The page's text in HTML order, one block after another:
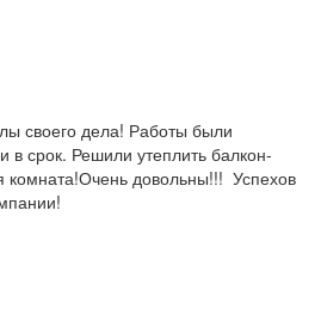
своего дела! Работы были
в срок. Решили утеплить балкон-
комната!Очень довольны!!! Успехов